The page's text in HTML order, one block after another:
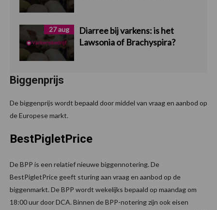
27 aug
Diarree bij varkens: is het
Lawsonia of Brachyspira?
Biggenprijs
De biggenprijs wordt bepaald door middel van vraag en aanbod op
de Europese markt.
BestPigletPrice
De BPP is een relatief nieuwe biggennotering. De
BestPigletPrice geeft sturing aan vraag en aanbod op de
biggenmarkt. De BPP wordt wekelijks bepaald op maandag om
18:00 uur door DCA. Binnen de BPP-notering zijn ook eisen